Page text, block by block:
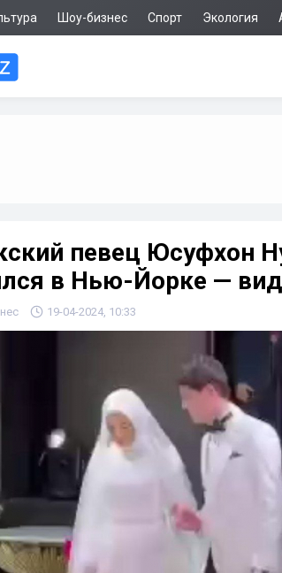
Шоу-бизнес Спорт Экология
певец Юсуфхон
в Нью-Йорке —
19-04-2024, 10:33